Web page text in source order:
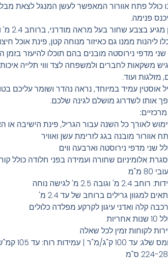
כולל פתח אוורור המאפשר לעשן המנגל לצאת
פנימה.
ליהנות ממנו גם כאיזור מנוחה קטן, פינת אוכל
שני מדפי נירוסטה מובנים בהם תוכלו להיעזר בזמן
משקאות לחברים ולמשפחה לצד וווי תלייה
מזלגות ועוד.
אוסטין עמיד במיוחד, נראה נהדר ושומר עליכם
אותו לשדרוג מושלם לגינה שלכם.
לאורך כל השנה עבור הגריל, פינת הישיבה או
אוורור מובנה בגג לזרימת עשן ואוויר
שני מדפי נירוסטה וארבעה ווים
אלומיניום שחורה ועמידה בפני חלודה כולל
80 מ"מ
רוחב 2.4 מ' וגובה 2.5 מ' לגישה נוחה
למגוון גרילים ברוחב של עד 2.4 מ'
קלה ואדני עיגון לקרקע מפלדה כלולים
אחריות
לקוחות זמין לכל שאלה
עד 100 ק"ג/מ"ר | עמידות רוח: עד 105 קמ"ש.